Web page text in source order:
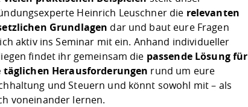
Heinrich Leuschner die relevanten
Grundlagen dar und baut eure Fragen
aktiv ins Seminar mit ein. Anhand individueller
findet ihr gemeinsam die passende Lösung für
täglichen Herausforderungen rund um eure
und Steuern und könnt sowohl mit – als
voneinander lernen.